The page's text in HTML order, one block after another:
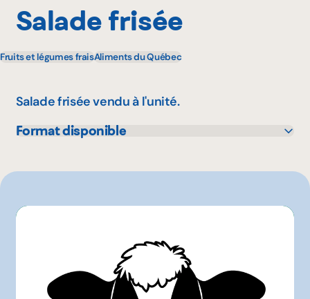
Salade frisée
Fruits et légumes fraisAliments du Québec
Salade frisée vendu à l'unité.
Format disponible